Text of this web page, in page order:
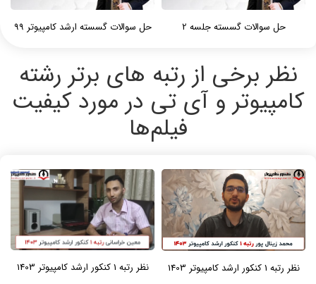
حل سوالات گسسته جلسه 2 حل سوالات گسسته ارشد کامپیوتر 99
نظر برخی از رتبه های برتر رشته
کامپیوتر و آی تی در مورد کیفیت
فیلم‌ها
نظر رتبه 1 کنکور ارشد کامپیوتر 1403 نظر رتبه 1 کنکور ارشد کامپیوتر 1403